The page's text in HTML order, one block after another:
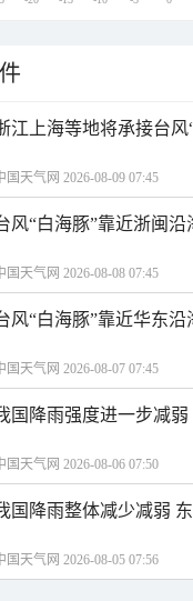
江上海等地将承接台
国天气网 2026-08-09 07:45
风“白海豚”靠近浙闽
国天气网 2026-08-08 07:45
风“白海豚”靠近华东
国天气网 2026-08-07 07:45
国降雨强度进一步减
国天气网 2026-08-06 07:50
国降雨整体减少减弱
国天气网 2026-08-05 07:56